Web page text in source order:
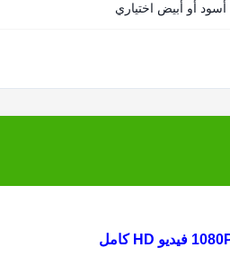
أسود أو أبيض اختياري